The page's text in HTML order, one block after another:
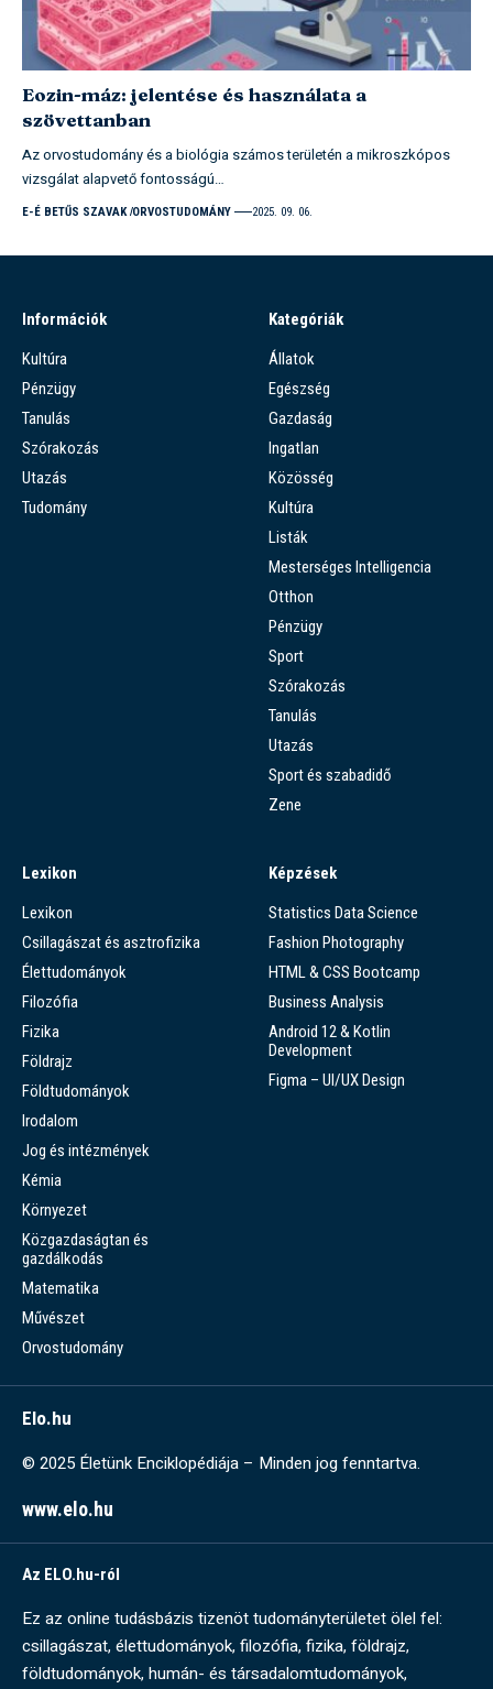
Eozin-máz: jelentése és használata a
szövettanban
Az orvostudomány és a biológia számos területén a mikroszkópos
vizsgálat alapvető fontosságú…
E-É BETŰS SZAVAK ORVOSTUDOMÁNY 2025. 09. 06.
Információk
Kultúra
Pénzügy
Tanulás
Szórakozás
Utazás
Tudomány
Kategóriák
Állatok
Egészség
Gazdaság
Ingatlan
Közösség
Kultúra
Listák
Mesterséges Intelligencia
Otthon
Pénzügy
Sport
Szórakozás
Tanulás
Utazás
Sport és szabadidő
Zene
Lexikon
Lexikon
Csillagászat és asztrofizika
Élettudományok
Filozófia
Fizika
Földrajz
Földtudományok
Irodalom
Jog és intézmények
Kémia
Környezet
Közgazdaságtan és
gazdálkodás
Matematika
Művészet
Orvostudomány
Képzések
Statistics Data Science
Fashion Photography
HTML & CSS Bootcamp
Business Analysis
Android 12 & Kotlin
Development
Figma – UI/UX Design
Elo.hu
© 2025 Életünk Enciklopédiája – Minden jog fenntartva.
www.elo.hu
Az ELO.hu-ról
Ez az online tudásbázis tizenöt tudományterületet ölel fel:
csillagászat, élettudományok, filozófia, fizika, földrajz,
földtudományok, humán- és társadalomtudományok,